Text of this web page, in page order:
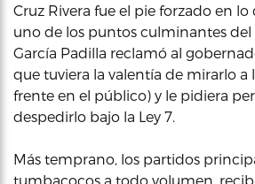
Cruz Rivera fue el pie forzado en
uno de los puntos culminantes
García Padilla reclamó al
que tuviera la valentía de mirarlo a
frente en el público) y le pidiera
despedirlo bajo la Ley 7.
Más temprano, los partidos
tumbacocos a todo volumen,